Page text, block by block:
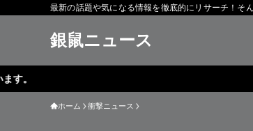
最新の話題や気になる情報を徹底的にリサーチ！そ
銀鼠ニュース
ホーム 衝撃ニュース